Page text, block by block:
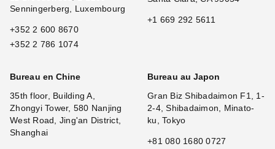
Senningerberg, Luxembourg
+352 2 600 8670
+352 2 786 1074
+1 669 292 5611
Bureau en Chine
35th floor, Building A,
Zhongyi Tower, 580 Nanjing
West Road, Jing'an District,
Shanghai
Bureau au Japon
Gran Biz Shibadaimon F1, 1-
2-4, Shibadaimon, Minato-
ku, Tokyo
+81 080 1680 0727